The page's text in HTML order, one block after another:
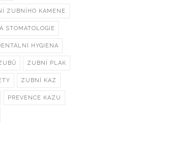
ZUBNÍHO KAMENE
STOMATOLOGIE
HYGIENA
ZUBNÍ PLAK
ZUBNÍ KAZ
PREVENCE KAZU